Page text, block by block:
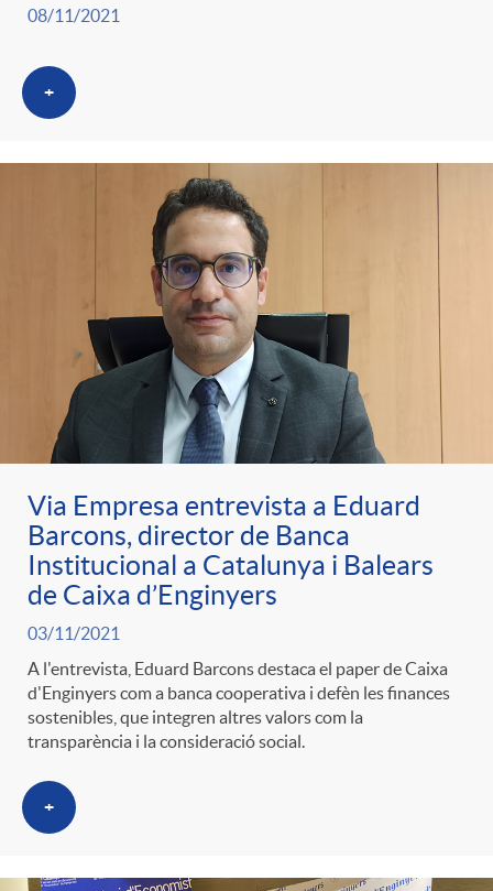
08/11/2021
+
Via Empresa entrevista a Eduard
Barcons, director de Banca
Institucional a Catalunya i Balears
de Caixa d’Enginyers
03/11/2021
A l'entrevista, Eduard Barcons destaca el paper de Caixa
d'Enginyers com a banca cooperativa i defèn les finances
sostenibles, que integren altres valors com la
transparència i la consideració social.
+